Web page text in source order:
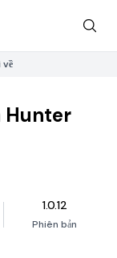
về
Hunter
1.0.12
Phiên bản